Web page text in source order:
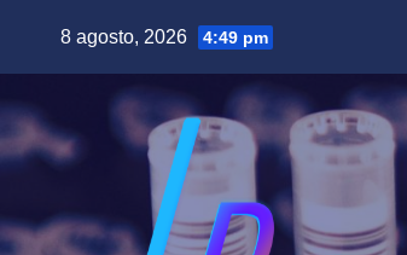
8 agosto, 2026 4:49 pm